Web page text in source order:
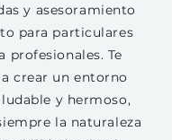
y asesoramiento
para particulares
profesionales. Te
crear un entorno
y hermoso,
la naturaleza